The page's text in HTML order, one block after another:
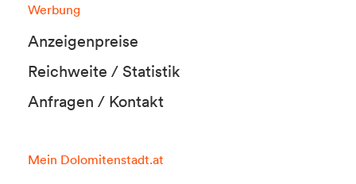
Werbung
Anzeigenpreise
Reichweite / Statistik
Anfragen / Kontakt
Mein Dolomitenstadt.at